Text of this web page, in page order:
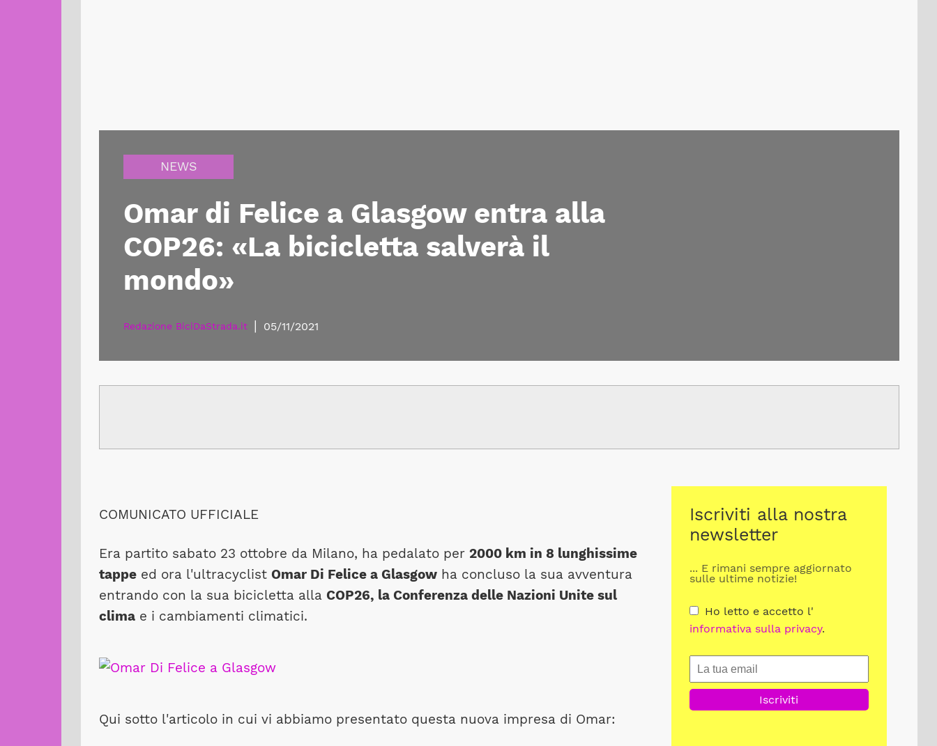
NEWS
Omar di Felice a Glasgow entra alla
COP26: «La bicicletta salverà il
mondo»
Redazione BiciDaStrada.it | 05/11/2021
COMUNICATO UFFICIALE
Era partito sabato 23 ottobre da Milano, ha pedalato per 2000 km in 8 lunghissime
tappe ed ora l'ultracyclist Omar Di Felice a Glasgow ha concluso la sua avventura
entrando con la sua bicicletta alla COP26, la Conferenza delle Nazioni Unite sul
clima e i cambiamenti climatici.
Qui sotto l'articolo in cui vi abbiamo presentato questa nuova impresa di Omar:
Iscriviti alla nostra
newsletter
... E rimani sempre aggiornato
sulle ultime notizie!
Ho letto e accetto l'
informativa sulla privacy.